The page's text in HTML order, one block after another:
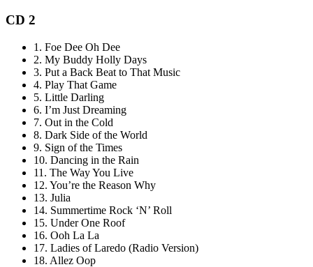
CD 2
1. Foe Dee Oh Dee
2. My Buddy Holly Days
3. Put a Back Beat to That Music
4. Play That Game
5. Little Darling
6. I’m Just Dreaming
7. Out in the Cold
8. Dark Side of the World
9. Sign of the Times
10. Dancing in the Rain
11. The Way You Live
12. You’re the Reason Why
13. Julia
14. Summertime Rock ‘N’ Roll
15. Under One Roof
16. Ooh La La
17. Ladies of Laredo (Radio Version)
18. Allez Oop